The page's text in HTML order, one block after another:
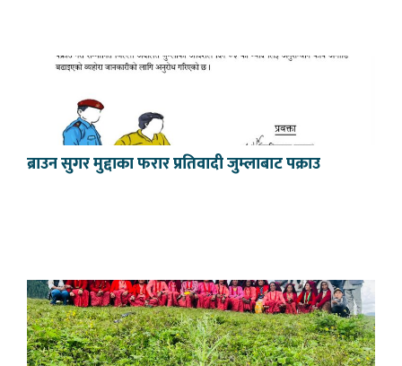
ब्राउन सुगर मुद्दाका फरार प्रतिवादी जुम्लाबाट पक्राउ